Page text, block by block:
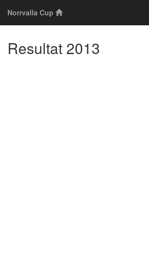
Norrvalla Cup
Resultat 2013